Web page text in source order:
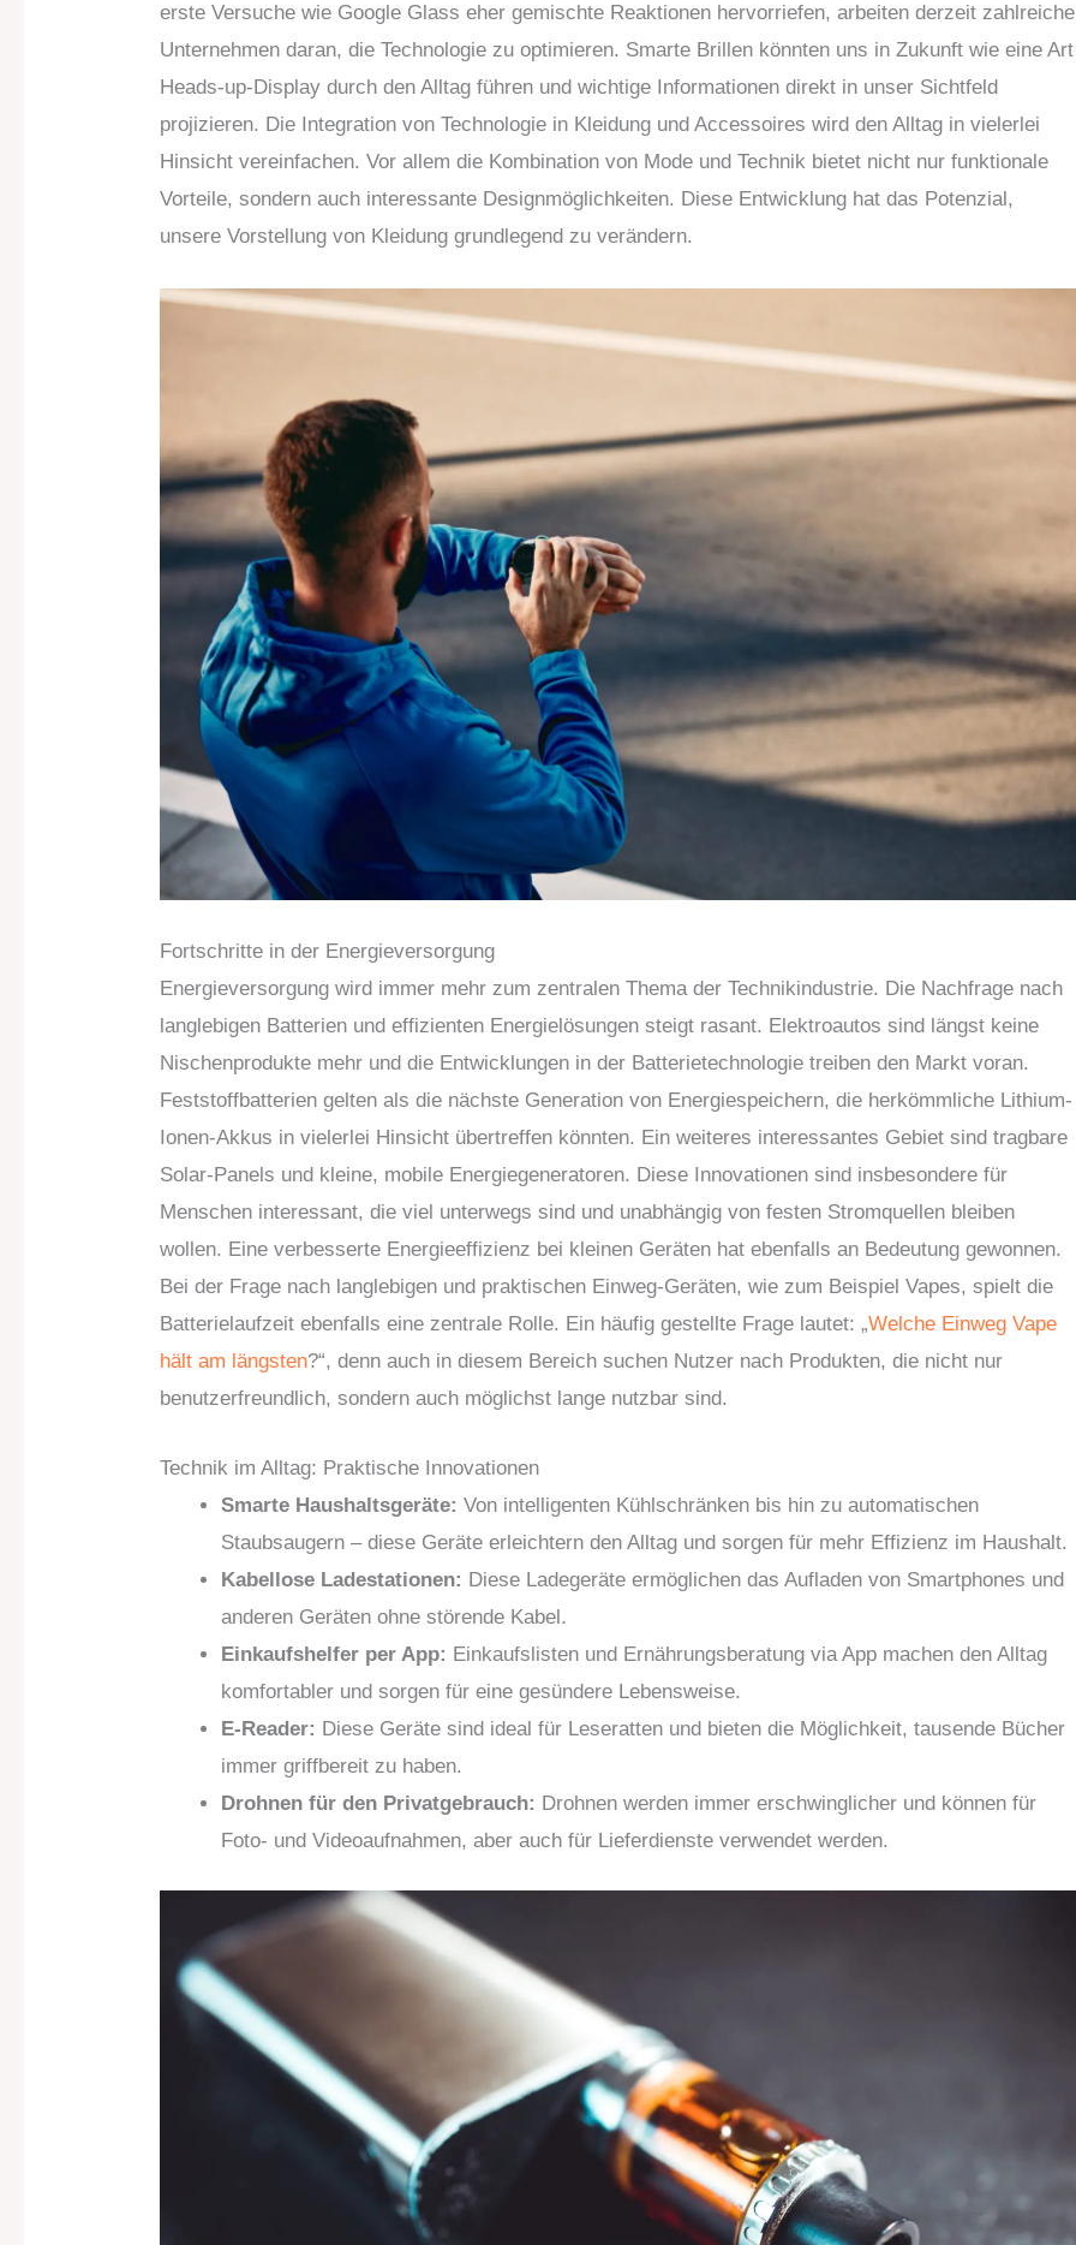
erste Versuche wie Google Glass eher gemischte Reaktionen hervorriefen, arbeiten derzeit zahlreiche
Unternehmen daran, die Technologie zu optimieren. Smarte Brillen könnten uns in Zukunft wie eine Art
Heads-up-Display durch den Alltag führen und wichtige Informationen direkt in unser Sichtfeld
projizieren. Die Integration von Technologie in Kleidung und Accessoires wird den Alltag in vielerlei
Hinsicht vereinfachen. Vor allem die Kombination von Mode und Technik bietet nicht nur funktionale
Vorteile, sondern auch interessante Designmöglichkeiten. Diese Entwicklung hat das Potenzial,
unsere Vorstellung von Kleidung grundlegend zu verändern.
Fortschritte in der Energieversorgung
Energieversorgung wird immer mehr zum zentralen Thema der Technikindustrie. Die Nachfrage nach
langlebigen Batterien und effizienten Energielösungen steigt rasant. Elektroautos sind längst keine
Nischenprodukte mehr und die Entwicklungen in der Batterietechnologie treiben den Markt voran.
Feststoffbatterien gelten als die nächste Generation von Energiespeichern, die herkömmliche Lithium-
Ionen-Akkus in vielerlei Hinsicht übertreffen könnten. Ein weiteres interessantes Gebiet sind tragbare
Solar-Panels und kleine, mobile Energiegeneratoren. Diese Innovationen sind insbesondere für
Menschen interessant, die viel unterwegs sind und unabhängig von festen Stromquellen bleiben
wollen. Eine verbesserte Energieeffizienz bei kleinen Geräten hat ebenfalls an Bedeutung gewonnen.
Bei der Frage nach langlebigen und praktischen Einweg-Geräten, wie zum Beispiel Vapes, spielt die
Batterielaufzeit ebenfalls eine zentrale Rolle. Ein häufig gestellte Frage lautet: „Welche Einweg Vape
hält am längsten?“, denn auch in diesem Bereich suchen Nutzer nach Produkten, die nicht nur
benutzerfreundlich, sondern auch möglichst lange nutzbar sind.
Technik im Alltag: Praktische Innovationen
Smarte Haushaltsgeräte: Von intelligenten Kühlschränken bis hin zu automatischen
Staubsaugern – diese Geräte erleichtern den Alltag und sorgen für mehr Effizienz im Haushalt.
Kabellose Ladestationen: Diese Ladegeräte ermöglichen das Aufladen von Smartphones und
anderen Geräten ohne störende Kabel.
Einkaufshelfer per App: Einkaufslisten und Ernährungsberatung via App machen den Alltag
komfortabler und sorgen für eine gesündere Lebensweise.
E-Reader: Diese Geräte sind ideal für Leseratten und bieten die Möglichkeit, tausende Bücher
immer griffbereit zu haben.
Drohnen für den Privatgebrauch: Drohnen werden immer erschwinglicher und können für
Foto- und Videoaufnahmen, aber auch für Lieferdienste verwendet werden.